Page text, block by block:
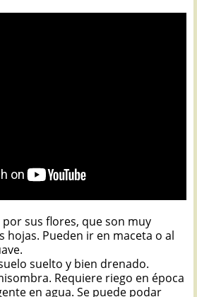
por sus flores, que son muy
hojas. Pueden ir en maceta o al
suelto y bien drenado.
Requiere riego en época
en agua. Se puede podar